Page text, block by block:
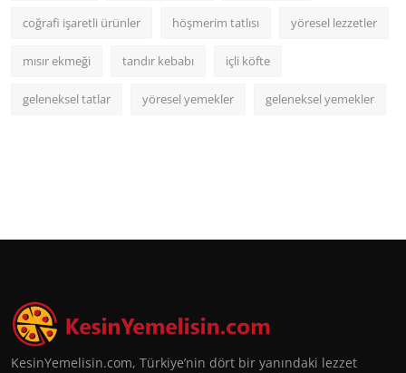
coğrafi işaretli ürünler höşmerim tatlısı yöresel lezzetler
mısır ekmeği tandır kebabı içli köfte
geleneksel tatlar yöresel yemekler geleneksel yemekler
KesinYemelisin.com, Türkiye’nin dört bir yanındaki lezzet